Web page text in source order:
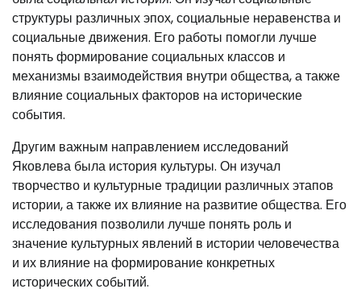
структуры различных эпох, социальные неравенства и
социальные движения. Его работы помогли лучше
понять формирование социальных классов и
механизмы взаимодействия внутри общества, а также
влияние социальных факторов на исторические
события.
Другим важным направлением исследований
Яковлева была история культуры. Он изучал
творчество и культурные традиции различных этапов
истории, а также их влияние на развитие общества. Его
исследования позволили лучше понять роль и
значение культурных явлений в истории человечества
и их влияние на формирование конкретных
исторических событий.